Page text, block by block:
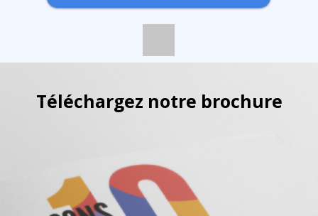
Téléchargez notre brochure